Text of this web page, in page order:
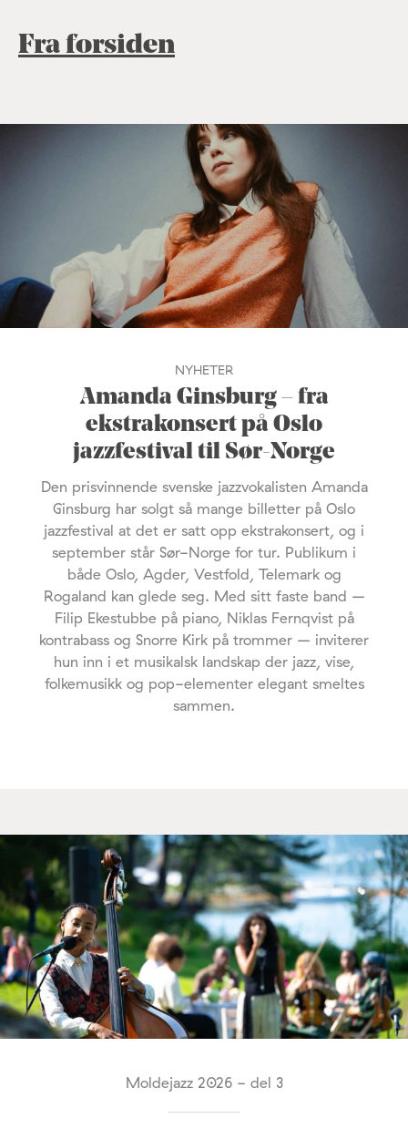
Fra forsiden
NYHETER
Amanda Ginsburg – fra
ekstrakonsert på Oslo
jazzfestival til Sør-Norge
Den prisvinnende svenske jazzvokalisten Amanda
Ginsburg har solgt så mange billetter på Oslo
jazzfestival at det er satt opp ekstrakonsert, og i
september står Sør-Norge for tur. Publikum i
både Oslo, Agder, Vestfold, Telemark og
Rogaland kan glede seg. Med sitt faste band –
Filip Ekestubbe på piano, Niklas Fernqvist på
kontrabass og Snorre Kirk på trommer – inviterer
hun inn i et musikalsk landskap der jazz, vise,
folkemusikk og pop-elementer elegant smeltes
sammen.
Moldejazz 2026 - del 3